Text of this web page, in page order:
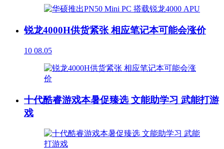
锐龙4000H供货紧张 相应笔记本可能会涨价
10 08.05
十代酷睿游戏本暑促臻选 文能助学习 武能打游
戏